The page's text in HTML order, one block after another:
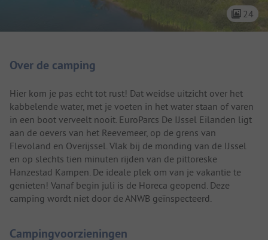
24
Over de camping
Hier kom je pas echt tot rust! Dat weidse uitzicht over het
kabbelende water, met je voeten in het water staan of varen
in een boot verveelt nooit. EuroParcs De IJssel Eilanden ligt
aan de oevers van het Reevemeer, op de grens van
Flevoland en Overijssel. Vlak bij de monding van de IJssel
en op slechts tien minuten rijden van de pittoreske
Hanzestad Kampen. De ideale plek om van je vakantie te
genieten! Vanaf begin juli is de Horeca geopend. Deze
camping wordt niet door de ANWB geïnspecteerd.
Campingvoorzieningen